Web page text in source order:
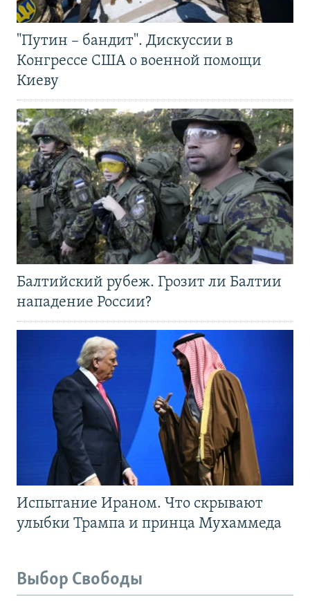
"Путин – бандит". Дискуссии в
Конгрессе США о военной помощи
Киеву
Балтийский рубеж. Грозит ли Балтии
нападение России?
Испытание Ираном. Что скрывают
улыбки Трампа и принца Мухаммеда
Выбор Свободы